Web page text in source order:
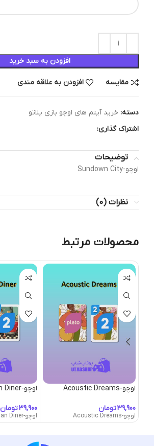
افزودن به سبد خرید
مقایسه افزودن به علاقه مندی
دسته: خرید آیتم های اوچو بازی پلاتو
اشتراک گذاری:
توضیحات
اوچو-Sundown City
نظرات (0)
محصولات مرتبط
اوچو-Acoustic Dreams
تومان
اوچو-Acoustic Dreams
اوچو-American Diner
تومان
اوچو-American Diner